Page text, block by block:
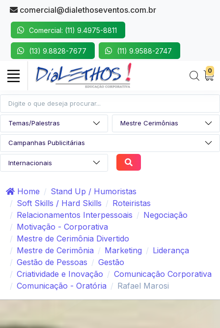
comercial@dialethoseventos.com.br
Comercial: (11) 9.4975-8811
(13) 9.8828-7677 (11) 9.9588-2747
0
Home
Stand Up / Humoristas
Soft Skills / Hard Skills
Roteiristas
Relacionamentos Interpessoais
Negociação
Motivação - Corporativa
Mestre de Cerimônia Divertido
Mestre de Cerimônia
Marketing
Liderança
Gestão de Pessoas
Gestão
Criatividade e Inovação
Comunicação Corporativa
Comunicação - Oratória
Rafael Marosi